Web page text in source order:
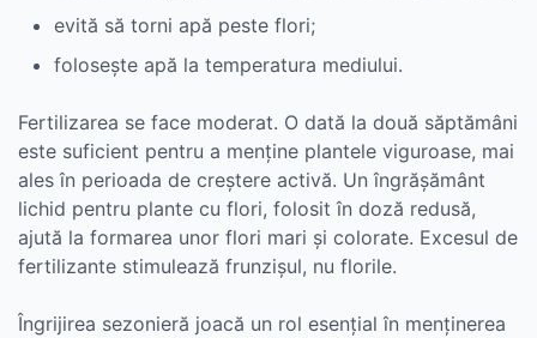
evită să torni apă peste flori;
folosește apă la temperatura mediului.
Fertilizarea se face moderat. O dată la două săptămâni
este suficient pentru a menține plantele viguroase, mai
ales în perioada de creștere activă. Un îngrășământ
lichid pentru plante cu flori, folosit în doză redusă,
ajută la formarea unor flori mari și colorate. Excesul de
fertilizante stimulează frunzișul, nu florile.
Îngrijirea sezonieră joacă un rol esențial în menținerea